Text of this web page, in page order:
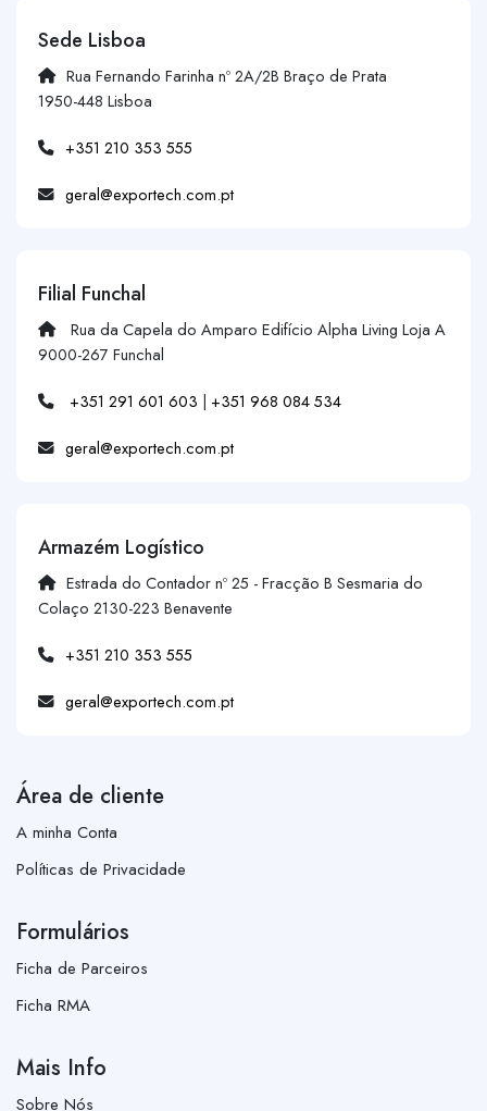
Sede Lisboa
Rua Fernando Farinha nº 2A/2B Braço de Prata
1950-448 Lisboa
+351 210 353 555
geral@exportech.com.pt
Filial Funchal
Rua da Capela do Amparo Edifício Alpha Living Loja A
9000-267 Funchal
+351 291 601 603 | +351 968 084 534
geral@exportech.com.pt
Armazém Logístico
Estrada do Contador nº 25 - Fracção B Sesmaria do
Colaço 2130-223 Benavente
+351 210 353 555
geral@exportech.com.pt
Área de cliente
A minha Conta
Políticas de Privacidade
Formulários
Ficha de Parceiros
Ficha RMA
Mais Info
Sobre Nós